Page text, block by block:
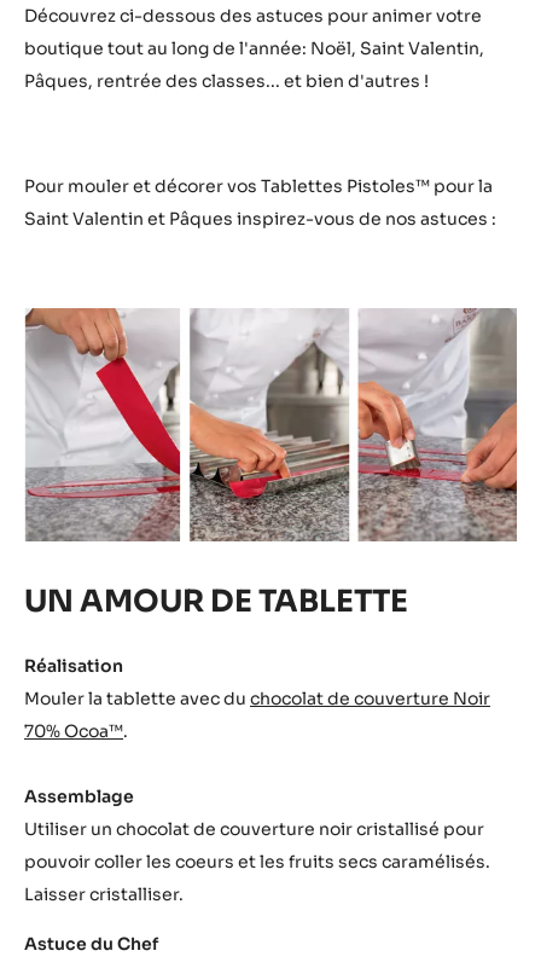
Découvrez ci-dessous des astuces pour animer votre
boutique tout au long de l'année: Noël, Saint Valentin,
Pâques, rentrée des classes... et bien d'autres !
Pour mouler et décorer vos Tablettes Pistoles™ pour la
Saint Valentin et Pâques inspirez-vous de nos astuces :
UN AMOUR DE TABLETTE